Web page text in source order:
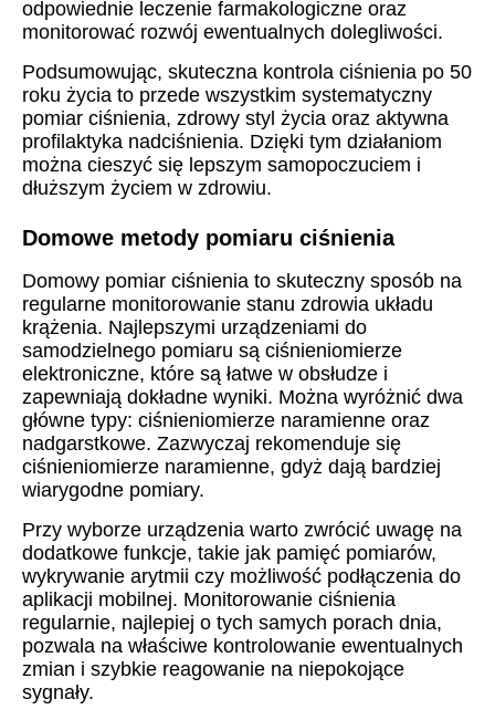
odpowiednie leczenie farmakologiczne oraz
monitorować rozwój ewentualnych dolegliwości.
Podsumowując, skuteczna kontrola ciśnienia po 50
roku życia to przede wszystkim systematyczny
pomiar ciśnienia, zdrowy styl życia oraz aktywna
profilaktyka nadciśnienia. Dzięki tym działaniom
można cieszyć się lepszym samopoczuciem i
dłuższym życiem w zdrowiu.
Domowe metody pomiaru ciśnienia
Domowy pomiar ciśnienia to skuteczny sposób na
regularne monitorowanie stanu zdrowia układu
krążenia. Najlepszymi urządzeniami do
samodzielnego pomiaru są ciśnieniomierze
elektroniczne, które są łatwe w obsłudze i
zapewniają dokładne wyniki. Można wyróżnić dwa
główne typy: ciśnieniomierze naramienne oraz
nadgarstkowe. Zazwyczaj rekomenduje się
ciśnieniomierze naramienne, gdyż dają bardziej
wiarygodne pomiary.
Przy wyborze urządzenia warto zwrócić uwagę na
dodatkowe funkcje, takie jak pamięć pomiarów,
wykrywanie arytmii czy możliwość podłączenia do
aplikacji mobilnej. Monitorowanie ciśnienia
regularnie, najlepiej o tych samych porach dnia,
pozwala na właściwe kontrolowanie ewentualnych
zmian i szybkie reagowanie na niepokojące
sygnały.